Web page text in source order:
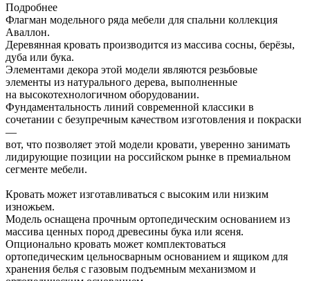
Подробнее
Флагман модельного ряда мебели для спальни коллекция
Аваллон.
Деревянная кровать производится из массива сосны, берёзы,
дуба или бука.
Элементами декора этой модели являются резьбовые
элементы из натурального дерева, выполненные
на высокотехнологичном оборудовании.
Фундаментальность линий современной классики в
сочетании с безупречным качеством изготовления и покраски
—
вот, что позволяет этой модели кровати, уверенно занимать
лидирующие позиции на российском рынке в премиальном
сегменте мебели.
Кровать может изготавливаться с высоким или низким
изножьем.
Модель оснащена прочным ортопедическим основанием из
массива ценных пород древесины бука или ясеня.
Опционально кровать может комплектоваться
ортопедическим цельносварным основанием и ящиком для
хранения белья с газовым подъемным механизмом и